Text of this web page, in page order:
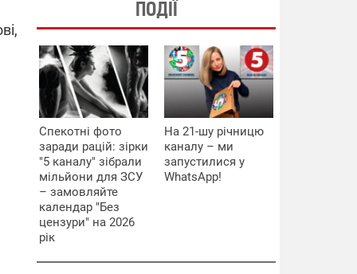
ПОДІЇ
Спекотні фото
заради рацій: зірки
"5 каналу" зібрали
мільйони для ЗСУ
– замовляйте
календар "Без
цензури" на 2026
рік
На 21-шу річницю
каналу – ми
запустилися у
WhatsApp!